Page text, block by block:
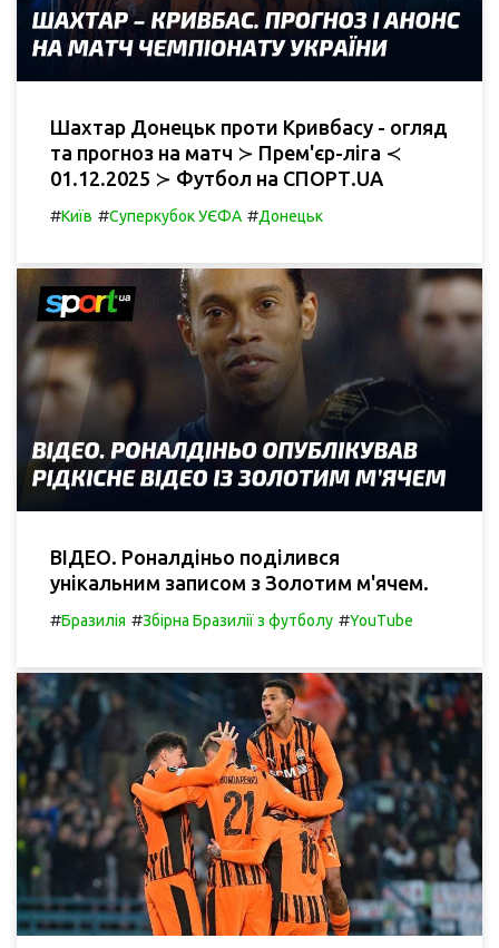
Шахтар Донецьк проти Кривбасу - огляд
та прогноз на матч ≻ Прем'єр-ліга ≺
01.12.2025 ≻ Футбол на СПОРТ.UA
#Київ #Суперкубок УЄФА #Донецьк
ВІДЕО. Роналдіньо поділився
унікальним записом з Золотим м'ячем.
#Бразилія #Збірна Бразилії з футболу #YouTube